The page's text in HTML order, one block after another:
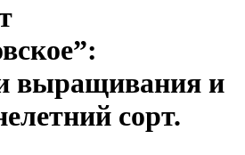
выращивания и
сорт.